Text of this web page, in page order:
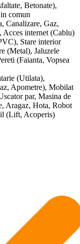
Betonate),
comun
Canalizare, Gaz,
internet (Cablu)
Stare interior
(Metal), Jaluzele
(Faianta, Vopsea
(Utilata),
Apometre), Mobilat
par, Masina de
Aragaz, Hota, Robot
(Lift, Acoperis)